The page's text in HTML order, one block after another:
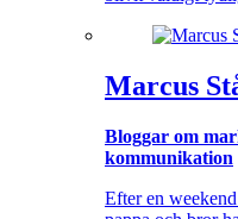
Marcus
Bloggar om
kommunikation
Efter en